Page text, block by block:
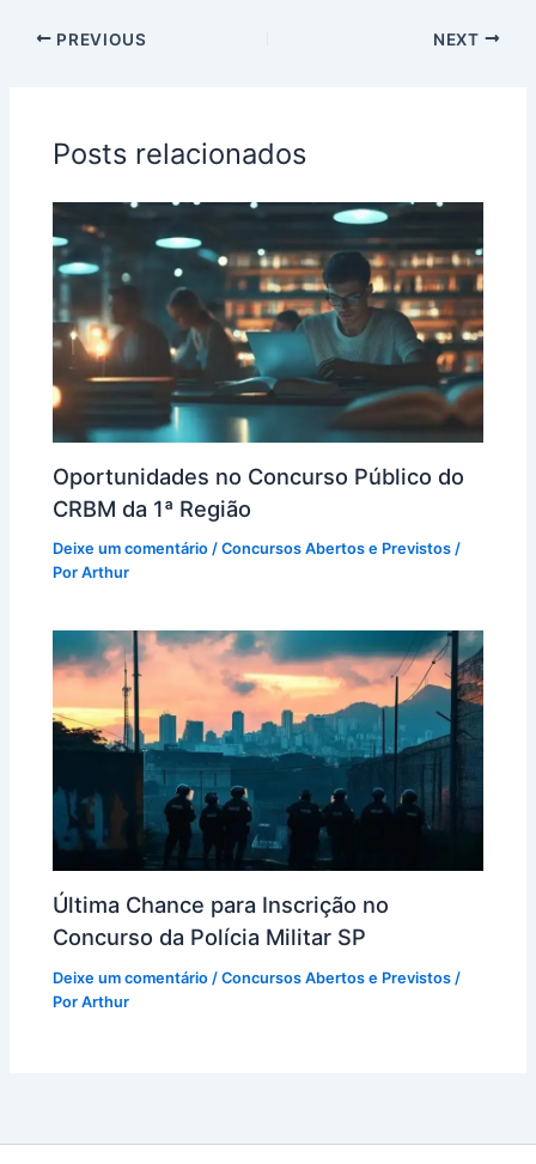
PREVIOUS NEXT
Posts relacionados
Oportunidades no Concurso Público do
CRBM da 1ª Região
Deixe um comentário /Concursos Abertos e Previstos /
PorArthur
Última Chance para Inscrição no
Concurso da Polícia Militar SP
Deixe um comentário /Concursos Abertos e Previstos /
PorArthur